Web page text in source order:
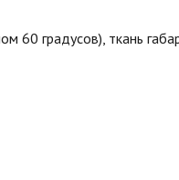
60 градусов), ткань